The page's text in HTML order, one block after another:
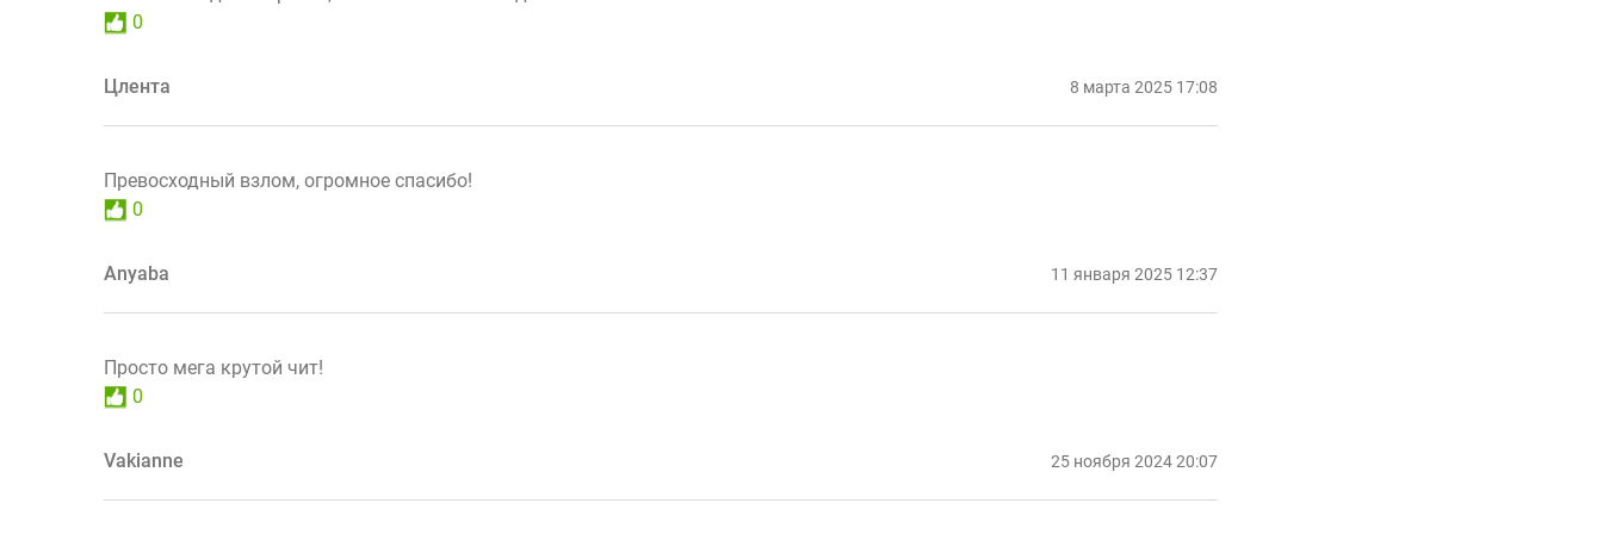
0
Цлента 8 марта 2025 17:08
Превосходный взлом, огромное спасибо!
0
Anyaba 11 января 2025 12:37
Просто мега крутой чит!
0
Vakianne 25 ноября 2024 20:07